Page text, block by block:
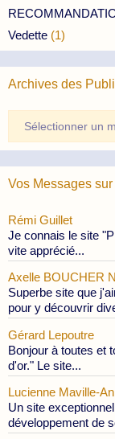
Vedette (1)
Archives des
des
Publications
Vos Messages sur
Rémi Guillet
Je connais le site
vite apprécié...
Axelle BOUCHER
Superbe site que
pour y découvrir
Gérard Lepoutre
Bonjour à toutes et
d'or." Le site...
Lucienne Maville-
Un site
développement de